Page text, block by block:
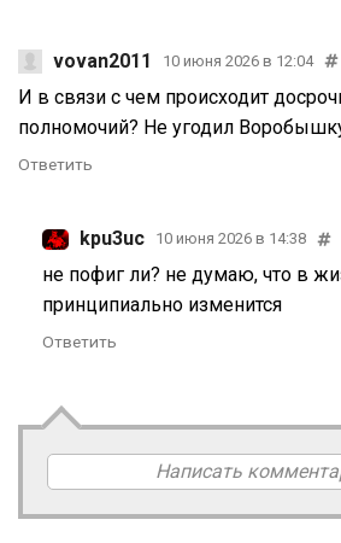
vovan2011 10 июня 2026 в 12:04
И в связи с чем происходит
полномочий? Не угодил
Ответить
kpu3uc 10 июня 2026 в 14:38
не пофиг ли? не думаю, что в
принципиально изменится
Ответить
Написать